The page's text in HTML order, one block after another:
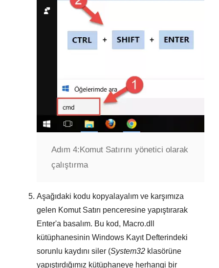
Adım 4: Komut Satırını yönetici olarak
çalıştırma
Aşağıdaki kodu kopyalayalım ve karşımıza
gelen Komut Satırı penceresine yapıştırarak
Enter'a basalım. Bu kod, Macro.dll
kütüphanesinin Windows Kayıt Defterindeki
sorunlu kaydını siler (System32 klasörüne
yapıştırdığımız kütüphaneye herhangi bir